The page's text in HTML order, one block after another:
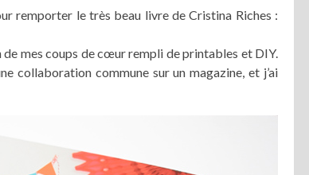
remporter le très beau livre de Cristina Riches :
de mes coups de cœur rempli de printables et DIY.
collaboration commune sur un magazine, et j’ai